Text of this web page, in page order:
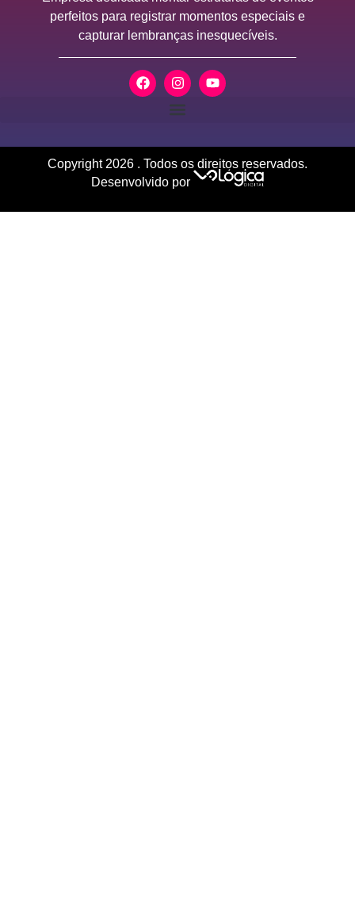
perfeitos para registrar momentos especiais e
capturar lembranças inesquecíveis.
Copyright 2026 . Todos os direitos reservados.
Desenvolvido por